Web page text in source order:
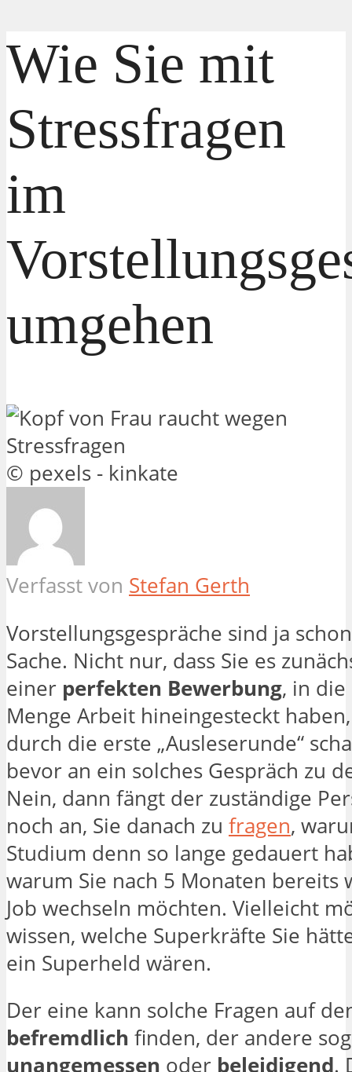
Wie Sie mit
Stressfragen
im
umgehen
© pexels - kinkate
Verfasst von Stefan Gerth
Vorstellungsgespräche sind ja
Sache. Nicht nur, dass Sie es
einer perfekten Bewerbung, in die
Menge Arbeit hineingesteckt
durch die erste „Ausleserunde“
bevor an ein solches Gespräch zu
Nein, dann fängt der zuständige
noch an, Sie danach zu fragen,
Studium denn so lange gedauert
warum Sie nach 5 Monaten bereits
Job wechseln möchten. Vielleicht
wissen, welche Superkräfte Sie
ein Superheld wären.
Der eine kann solche Fragen auf
befremdlich finden, der andere
unangemessen oder beleidigend.